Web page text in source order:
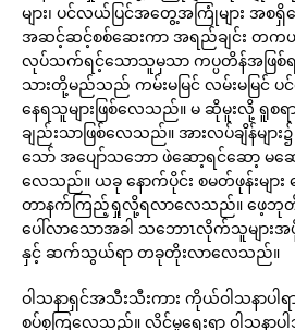
များ၊ ပင်လယ်ပြင်အတွေ့အကြုံများ အစ
အဆင့်ဆင့်စစ်ဆေးကာ အရည်ချင်း တက
လုပ်သက်ရင့်သောသူမှသာ ကပ္ပတိန်အဖြ
သားတို့မည်သည် ကမ်းမမြင် လမ်းမမြင် ပင်
နေရသူများဖြစ်လေသည်။ မ ဆိုမူးလို့ ရူစရ
ချည်းသာဖြစ်လေသည်။ အားလပ်ချိန်မျာ
သော် အပျော်သဘော ဖဲဆော့ရင်ဆော့ မဆ
လေသည်။ ယခု နောက်ပိုင်း စမတ်ဖုန်းများ
တာနက်ကြည့်ရှုလို့ရလာလေသည်။ ဖေ့ဘု
ပေါ်လာသောအခါ သဘောၤလိုက်သူများအဖို့
နှင့် ဆက်သွယ်ရာ တခုတိုးလာလေသည်။
ဝါသနာရှင်အသီးသီးကား ကိုယ်ဝါသနာပါ
စပ်စုကြလေသည်။ လိင်မှုရေးရာ ဝါသနာ